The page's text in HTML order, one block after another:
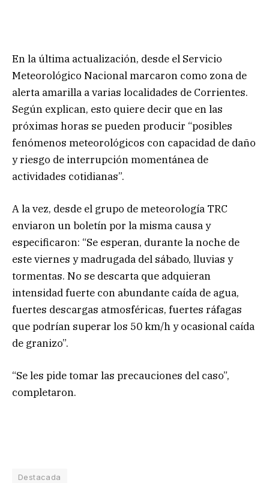
En la última actualización, desde el Servicio
Meteorológico Nacional marcaron como zona de
alerta amarilla a varias localidades de Corrientes.
Según explican, esto quiere decir que en las
próximas horas se pueden producir “posibles
fenómenos meteorológicos con capacidad de daño
y riesgo de interrupción momentánea de
actividades cotidianas”.
A la vez, desde el grupo de meteorología TRC
enviaron un boletín por la misma causa y
especificaron: “Se esperan, durante la noche de
este viernes y madrugada del sábado, lluvias y
tormentas. No se descarta que adquieran
intensidad fuerte con abundante caída de agua,
fuertes descargas atmosféricas, fuertes ráfagas
que podrían superar los 50 km/h y ocasional caída
de granizo”.
“Se les pide tomar las precauciones del caso”,
completaron.
Destacada